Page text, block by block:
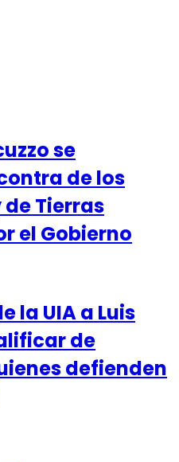
se
de los
de Tierras
el Gobierno
la UIA a Luis
de
defienden